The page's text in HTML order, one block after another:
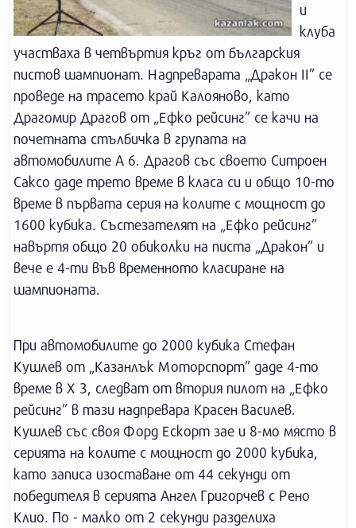
и
клуба
участваха в четвъртия кръг от българския
пистов шампионат. Надпреварата „Дракон II” се
проведе на трасето край Калояново, като
Драгомир Драгов от „Ефко рейсинг” се качи на
почетната стълбичка в групата на
автомобилите А 6. Драгов със своето Ситроен
Саксо даде трето време в класа си и общо 10-то
време в първата серия на колите с мощност до
1600 кубика. Състезателят на „Ефко рейсинг”
навъртя общо 20 обиколки на писта „Дракон” и
вече е 4-ти във временното класиране на
шампионата.
При автомобилите до 2000 кубика Стефан
Кушлев от „Казанлък Моторспорт” даде 4-то
време в Х 3, следват от втория пилот на „Ефко
рейсинг” в тази надпревара Красен Василев.
Кушлев със своя Форд Ескорт зае и 8-мо място в
серията на колите с мощност до 2000 кубика,
като записа изоставане от 44 секунди от
победителя в серията Ангел Григорчев с Рено
Клио. По - малко от 2 секунди разделиха